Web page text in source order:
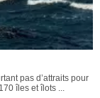
pas d’attraits pour
îles et îlots ...